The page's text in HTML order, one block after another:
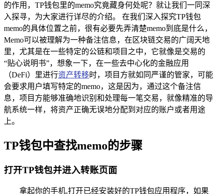
的作用，TP钱包里的memo究竟藏身何处呢？就让我们一同深
入探寻，为大家进行详尽的介绍。 在我们深入探究TP钱包
memo的具体位置之前，很有必要先弄清楚memo到底是什么，
Memo可以被理解为一种备注信息，在区块链交易的广阔天地
里，尤其是在一些特定的公链和项目之中，它就像是交易的
“贴心说明书”，想象一下，在一些去中心化的金融应用
（DeFi）里进行资产转移时，项目方就如同严谨的管家，可能
会要求用户填写特定的memo，这是因为，通过这个备注信
息，项目方能够准确地识别和处理每一笔交易，就像精准的导
航系统一样，将资产正确无误地分配到对应的账户或者用途
上。
TP钱包中查找memo的步骤
打开TP钱包并进入转账页面
拿起你的手机,打开已经安装好的TP钱包应用程序，如果